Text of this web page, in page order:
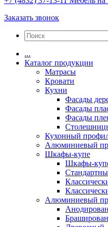
Заказать звонок
...
Каталог продукции
Матрасы
Кровати
Кухни
Фасады
Фасады
Фасады
Кухонный
Алюминиевый
Шкафы-купе
Шкафы-
Алюминиевый